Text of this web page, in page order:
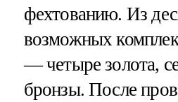
фехтованию. Из
возможных
— четыре золота,
бронзы. После